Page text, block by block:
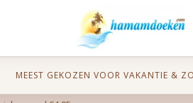
MEEST GEKOZEN VOOR VAKANTIE &